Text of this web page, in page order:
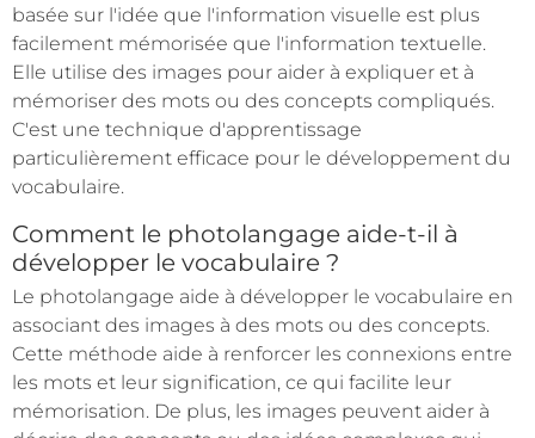
basée sur l'idée que l'information visuelle est plus
facilement mémorisée que l'information textuelle.
Elle utilise des images pour aider à expliquer et à
mémoriser des mots ou des concepts compliqués.
C'est une technique d'apprentissage
particulièrement efficace pour le développement du
vocabulaire.
Comment le photolangage aide-t-il à
développer le vocabulaire ?
Le photolangage aide à développer le vocabulaire en
associant des images à des mots ou des concepts.
Cette méthode aide à renforcer les connexions entre
les mots et leur signification, ce qui facilite leur
mémorisation. De plus, les images peuvent aider à